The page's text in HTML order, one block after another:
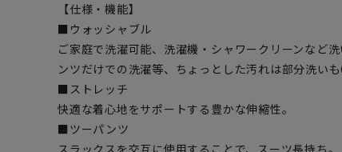
【仕様・機能】
■ウォッシャブル
ご家庭で洗濯可能、洗濯機・シャワークリーンなど
ンツだけでの洗濯等、ちょっとした汚れは部分洗いも
■ストレッチ
快適な着心地をサポートする豊かな伸縮性。
■ツーパンツ
スラックスを交互に使用することで、スーツ長持ち。